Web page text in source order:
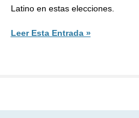
Latino en estas elecciones.
Leer Esta Entrada »